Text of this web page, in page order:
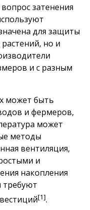
затенения
для защиты
но и
и с разным
может быть
и фермеров,
может
методы
вентиляция,
и
накопления
требуют
[1].